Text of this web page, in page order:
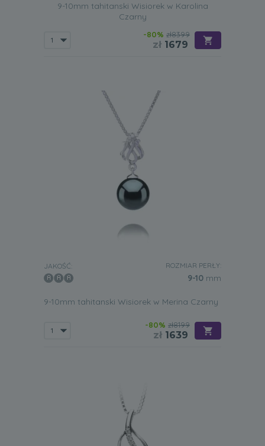
9-10mm tahitanski Wisiorek w Karolina
Czarny
-80% zł8399
zł 1679
JAKOŚĆ: ROZMIAR PERŁY:
9-10 mm
9-10mm tahitanski Wisiorek w Merina Czarny
-80% zł8199
zł 1639